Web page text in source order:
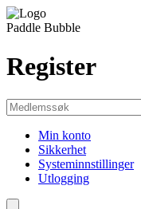
Paddle Bubble
Register
Min konto
Sikkerhet
Systeminnstillinger
Utlogging